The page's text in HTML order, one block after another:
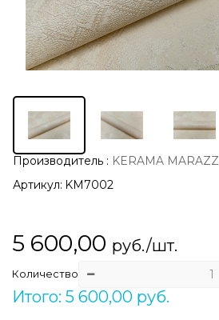
Производитель : KERAMA MARAZZI
Артикул: KM7002
5 600,00 руб./шт.
Количество
Итого: 5 600,00 руб.